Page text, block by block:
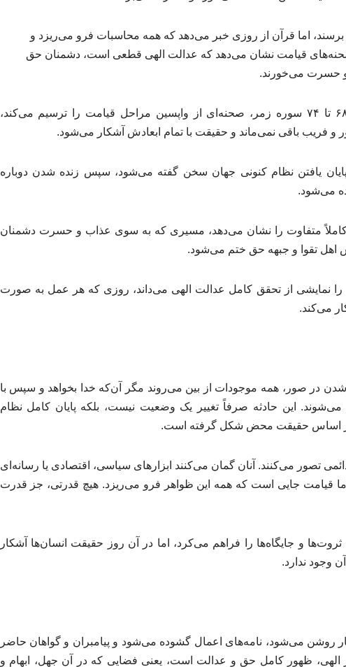
برسند، اما قرآن از روزی خبر می‌دهد که همه محاسبات فرو می‌ریزد و
قیامت نشان می‌دهد که عدالت الهی قطعی است، دشمنان حق
و حسرت می‌خورند.
آیات ۶۸ تا ۷۴ سوره زمر، صحنه‌ای از واپسین مراحل قیامت را ترسیم می‌کند،
و فریب باقی نمی‌ماند و حقیقت با تمام ابعادش آشکار می‌شود.
یافتن نظام کنونی جهان سخن گفته می‌شود، سپس زنده شدن دوباره
می‌شود.
کاملاً متفاوت را نشان می‌دهد، مسیری که به سوی عذاب و حسرت دشمنان
تقوا و جبهه حق ختم می‌شود.
را نمایشی از تحقق کامل عدالت الهی می‌داند، روزی که هر عمل به صورت
می‌کند.
شدن در صور، همه موجودات از بین می‌روند مگر آن‌که خدا بخواهد و سپس با
این حادثه صرفاً تغییر یک وضعیت نیست، بلکه پایان کامل نظام
بر اساس حقیقت محض شکل گرفته است.
تصور می‌کنند. آنان گمان می‌کنند ابزارهای سیاسی، اقتصادی یا رسانه‌ای
قیامت جایی است که همه این ظواهر فرو می‌ریزد. هیچ قدرتی، جز قدرت
و جایگاه‌ها را فراهم می‌کرد، اما در آن روز حقیقت انسان‌ها آشکار
وجود ندارد.
روشن می‌شود، نامه‌های اعمال گشوده می‌شود و پیامبران و گواهان حاضر
ظهور کامل حق و عدالت است، یعنی فضایی که در آن جهل، ابهام و